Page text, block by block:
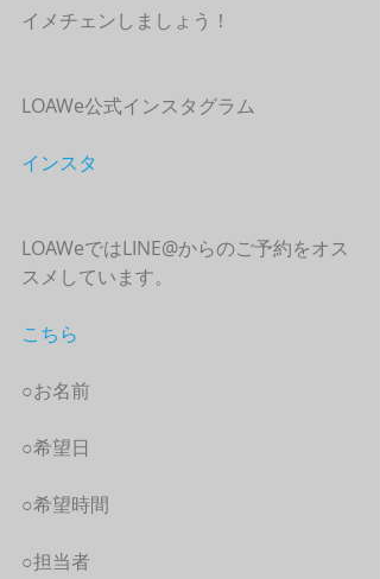
イメチェンしましょう！
LOAWe公式インスタグラム
インスタ
LOAWeではLINE@からのご予約をオス
スメしています。
こちら
○お名前
○希望日
○希望時間
○担当者